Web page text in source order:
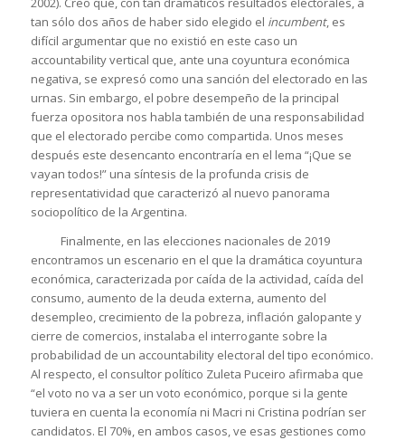
tan sólo dos años de haber sido elegido el incumbent, es
difícil argumentar que no existió en este caso un
accountability vertical que, ante una coyuntura económica
negativa, se expresó como una sanción del electorado en las
urnas. Sin embargo, el pobre desempeño de la principal
fuerza opositora nos habla también de una responsabilidad
que el electorado percibe como compartida. Unos meses
después este desencanto encontraría en el lema “¡Que se
vayan todos!” una síntesis de la profunda crisis de
representatividad que caracterizó al nuevo panorama
sociopolítico de la Argentina.
Finalmente, en las elecciones nacionales de 2019
encontramos un escenario en el que la dramática coyuntura
económica, caracterizada por caída de la actividad, caída del
consumo, aumento de la deuda externa, aumento del
desempleo, crecimiento de la pobreza, inflación galopante y
cierre de comercios, instalaba el interrogante sobre la
probabilidad de un accountability electoral del tipo económico.
Al respecto, el consultor político Zuleta Puceiro afirmaba que
“el voto no va a ser un voto económico, porque si la gente
tuviera en cuenta la economía ni Macri ni Cristina podrían ser
candidatos. El 70%, en ambos casos, ve esas gestiones como